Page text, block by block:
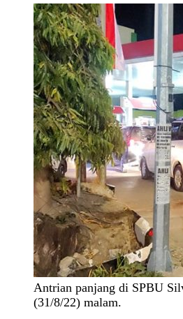
Antrian panjang di SPBU
(31/8/22) malam.